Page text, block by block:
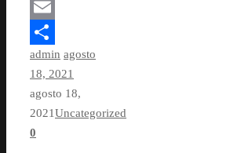
Mastodon
Email
Compartir
admin agosto
18, 2021
agosto 18,
2021Uncategorized
0